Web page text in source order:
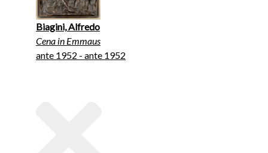
Biagini, Alfredo
Cena in Emmaus
ante 1952 - ante 1952